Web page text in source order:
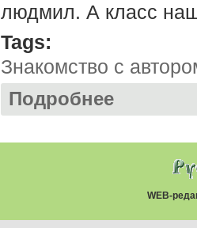
людмил. А класс
Tags:
Знакомство с
Подробнее
WEB-